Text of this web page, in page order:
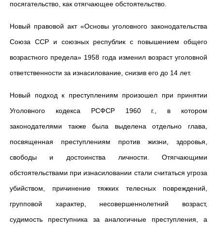
посягательство, как отягчающее обстоятельство.
Новый правовой акт «Основы уголовного законодательства
Союза ССР и союзных республик с повышением общего
возрастного предела» 1958 года изменил возраст уголовной
ответственности за изнасилование, снизив его до 14 лет.
Новый подход к преступлениям произошел при принятии
Уголовного кодекса РСФСР 1960 г., в котором
законодателями также была выделена отдельно глава,
посвященная преступлениям против жизни, здоровья,
свободы и достоинства личности. Отягчающими
обстоятельствами при изнасиловании стали считаться угроза
убийством, причинение тяжких телесных повреждений,
групповой характер, несовершеннолетний возраст,
судимость преступника за аналогичные преступления, а